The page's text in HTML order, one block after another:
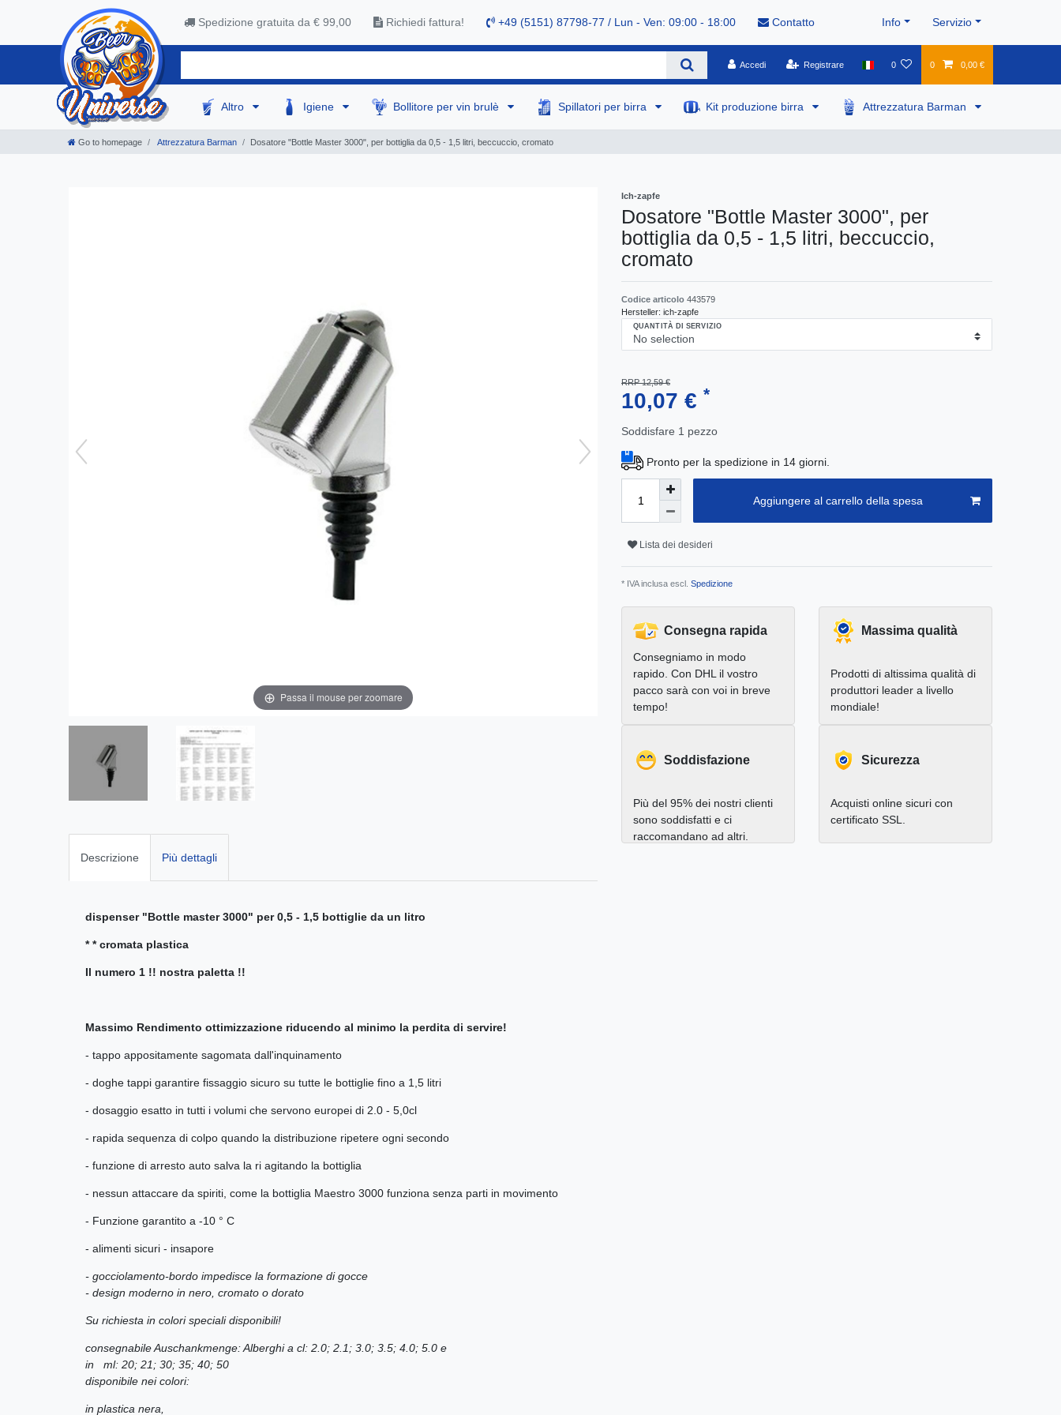
Spedizione gratuita da € 99,00 Richiedi fattura! +49 (5151) 87798-77 / Lun - Ven: 09:00 - 18:00 Contatto Info Servizio
Accedi Registrare 0 0 0,00 €
Altro Igiene Bollitore per vin brulè Spillatori per birra Kit produzione birra Attrezzatura Barman
Go to homepage Attrezzatura Barman Dosatore "Bottle Master 3000", per bottiglia da 0,5 - 1,5 litri, beccuccio, cromato
Passa il mouse per zoomare
Descrizione Più dettagli
dispenser "Bottle master 3000" per 0,5 - 1,5 bottiglie da un litro
* * cromata plastica
Il numero 1 !! nostra paletta !!
Massimo Rendimento ottimizzazione riducendo al minimo la perdita di servire!
- tappo appositamente sagomata dall'inquinamento
- doghe tappi garantire fissaggio sicuro su tutte le bottiglie fino a 1,5 litri
- dosaggio esatto in tutti i volumi che servono europei di 2.0 - 5,0cl
- rapida sequenza di colpo quando la distribuzione ripetere ogni secondo
- funzione di arresto auto salva la ri agitando la bottiglia
- nessun attaccare da spiriti, come la bottiglia Maestro 3000 funziona senza parti in movimento
- Funzione garantito a -10 ° C
- alimenti sicuri - insapore
- gocciolamento-bordo impedisce la formazione di gocce
- design moderno in nero, cromato o dorato
Su richiesta in colori speciali disponibili!
consegnabile Auschankmenge: Alberghi a cl: 2.0; 2.1; 3.0; 3.5; 4.0; 5.0 e
in ml: 20; 21; 30; 35; 40; 50
disponibile nei colori:
in plastica nera,
Ich-zapfe
Dosatore "Bottle Master 3000", per
bottiglia da 0,5 - 1,5 litri, beccuccio,
cromato
Codice articolo 443579
Hersteller: ich-zapfe
QUANTITÀ DI SERVIZIO
RRP 12,59 €
10,07 € *
Soddisfare 1 pezzo
Pronto per la spedizione in 14 giorni.
Aggiungere al carrello della spesa
Lista dei desideri
* IVA inclusa escl. Spedizione
Consegna rapida
Consegniamo in modo
rapido. Con DHL il vostro
pacco sarà con voi in breve
tempo!
Massima qualità
Prodotti di altissima qualità di
produttori leader a livello
mondiale!
Soddisfazione
Più del 95% dei nostri clienti
sono soddisfatti e ci
raccomandano ad altri.
Sicurezza
Acquisti online sicuri con
certificato SSL.